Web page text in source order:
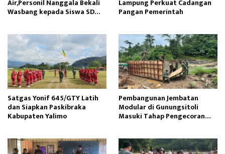
Air,Personil Nanggala Bekali
Wasbang kepada Siswa SD
Lampung Perkuat Cadangan
Pangan Pemerintah
Satgas Yonif 645/GTY Latih
dan Siapkan Paskibraka
Kabupaten Yalimo
Pembangunan Jembatan
Modular di Gunungsitoli
Masuki Tahap Pengecoran